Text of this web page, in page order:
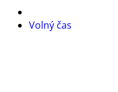
Volný čas